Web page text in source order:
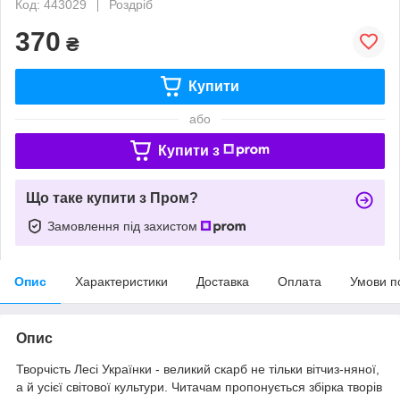
Код: 443029
Роздріб
370 ₴
Купити
або
Купити з
Що таке купити з Пром?
Замовлення під захистом
Опис Характеристики Доставка Оплата Умови
Опис
Творчість Лесі Українки - великий скарб не тільки вітчиз-няної,
а й усієї світової культури. Читачам пропонується збірка творів